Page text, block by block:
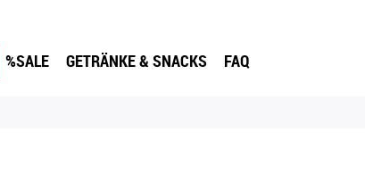
%SALE GETRÄNKE & SNACKS FAQ